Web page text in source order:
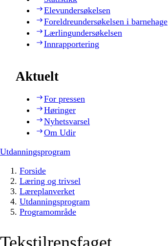
Elevundersøkelsen
Foreldreundersøkelsen i barnehage
Lærlingundersøkelsen
Innrapportering
Aktuelt
For pressen
Høringer
Nyhetsvarsel
Om Udir
Utdanningsprogram
Forside
Læring og trivsel
Læreplanverket
Utdanningsprogram
Programområde